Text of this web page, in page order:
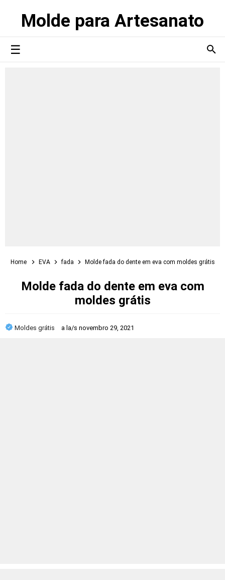
Molde para Artesanato
Home EVA fada Molde fada do dente em eva com moldes grátis
Molde fada do dente em eva com
moldes grátis
Moldes grátis a la/s novembro 29, 2021